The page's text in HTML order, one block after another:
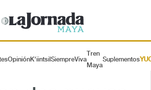
OpiniónK'iintsil SiempreViva
Tren
Maya
Suplementos